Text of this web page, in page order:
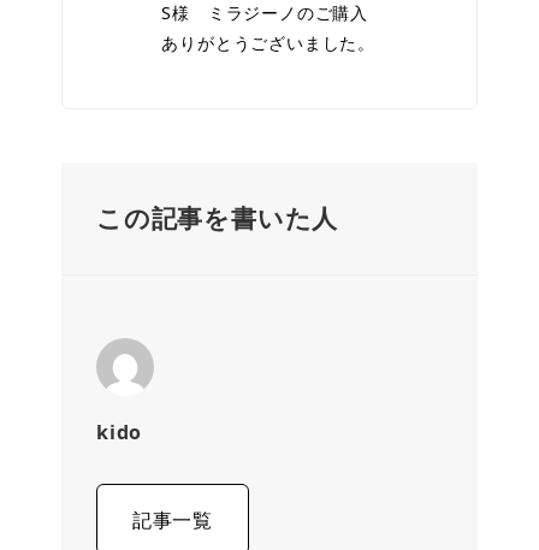
S様 ミラジーノのご購入
ありがとうございました。
この記事を書いた人
kido
記事一覧